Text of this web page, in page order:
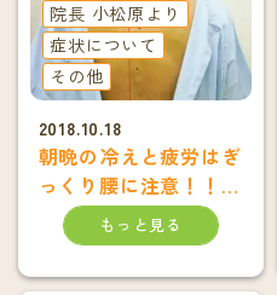
院長 小松原より
症状について
その他
2018.10.18
朝晩の冷えと疲労はぎ
っくり腰に注意！！大
津市在住もっと見る